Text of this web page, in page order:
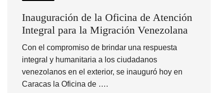
Inauguración de la Oficina de Atención
Integral para la Migración Venezolana
Con el compromiso de brindar una respuesta
integral y humanitaria a los ciudadanos
venezolanos en el exterior, se inauguró hoy en
Caracas la Oficina de ….